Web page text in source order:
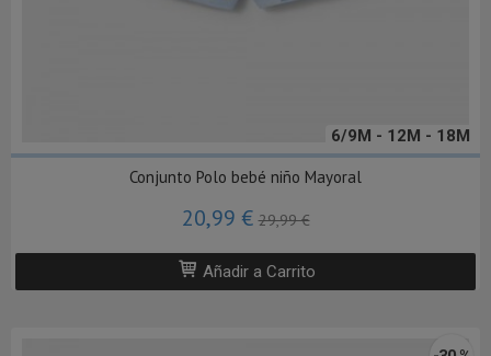
6/9M - 12M - 18M
Conjunto Polo bebé niño Mayoral
20,99 €29,99 €
Añadir a Carrito